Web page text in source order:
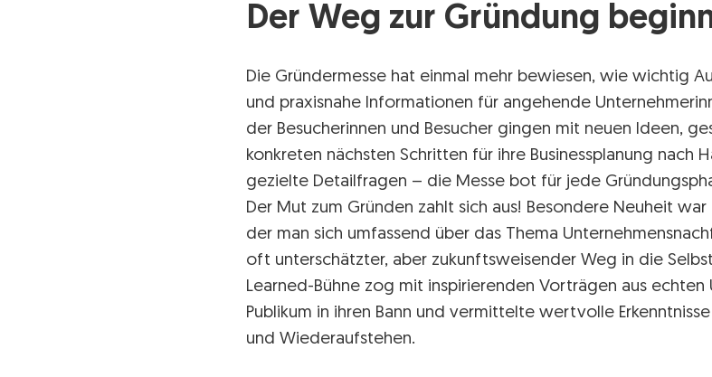
Der Weg zur Gründung
Die Gründermesse hat einmal mehr bewiesen, wie wichtig
und praxisnahe Informationen für angehende
der Besucherinnen und Besucher gingen mit neuen Ideen,
konkreten nächsten Schritten für ihre Businessplanung nach
gezielte Detailfragen – die Messe bot für jede
Der Mut zum Gründen zahlt sich aus! Besondere Neuheit
der man sich umfassend über das Thema
oft unterschätzter, aber zukunftsweisender Weg in die
Learned-Bühne zog mit inspirierenden Vorträgen aus
Publikum in ihren Bann und vermittelte wertvolle
und Wiederaufstehen.